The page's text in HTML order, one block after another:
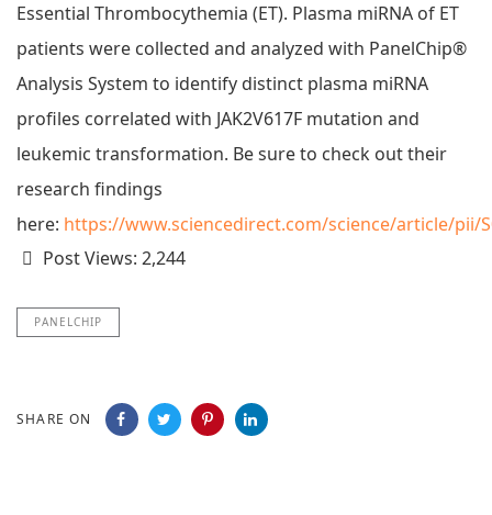
Essential Thrombocythemia (ET). Plasma miRNA of ET
patients were collected and analyzed with PanelChip®
Analysis System to identify distinct plasma miRNA
profiles correlated with JAK2V617F mutation and
leukemic transformation. Be sure to check out their
research findings
here: https://www.sciencedirect.com/science/article/pii/
Post Views: 2,244
PANELCHIP
SHARE ON